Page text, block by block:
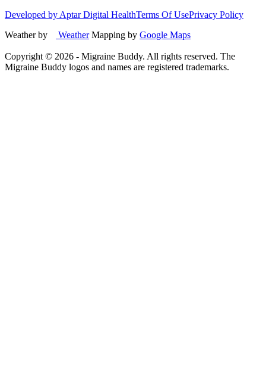
Developed by Aptar Digital HealthTerms Of UsePrivacy Policy
Weather by
WeatherMapping by Google Maps
Copyright © 2026 - Migraine Buddy. All rights reserved. The
Migraine Buddy logos and names are registered trademarks.